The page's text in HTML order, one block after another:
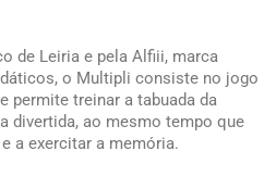
de Leiria e pela Alfiii, marca
o Multipli consiste no jogo
permite treinar a tabuada da
divertida, ao mesmo tempo que
a exercitar a memória.